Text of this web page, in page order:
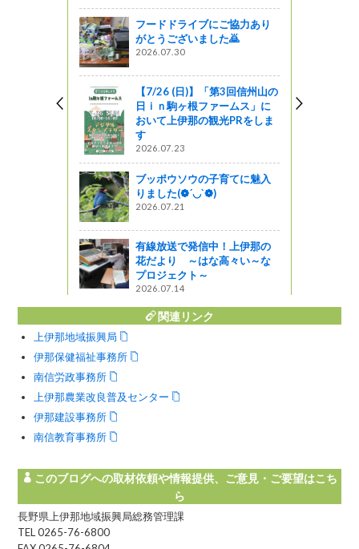
フードドライブにご協力あり
がとうございました🙇
2026.07.30
【7/26 (日)】「第3回信州山の
日ｉｎ駒ヶ根ファームス」に
おいて上伊那の観光PRをしま
す
2026.07.23
ブッポウソウの子育てに魅入
りました(❁´◡`❁)
2026.07.21
有線放送で発信中！上伊那の
花だより ～はな高々い～な
プロジェクト～
2026.07.14
関連リンク
上伊那地域振興局
伊那保健福祉事務所
南信労政事務所
上伊那農業改良普及センター
伊那建設事務所
南信教育事務所
このブログへの取材依頼や情報提供、ご意見・ご要望はこち
ら
長野県上伊那地域振興局総務管理課
TEL 0265-76-6800